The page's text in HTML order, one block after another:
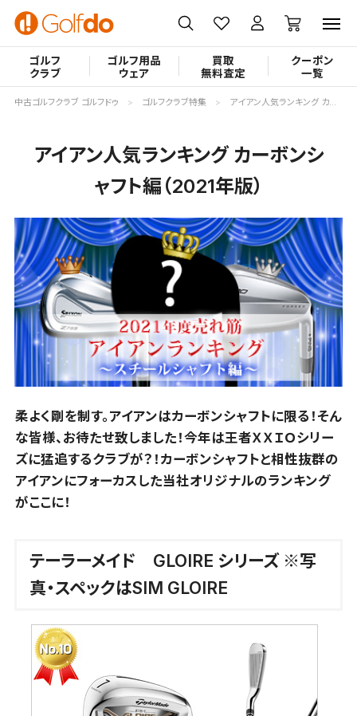
ゴルフ
クラブ
ゴルフ用品
ウェア
買取
無料査定
クーポン
一覧
中古ゴルフクラブ ゴルフドゥ ゴルフクラブ特集 アイアン人気ランキング カーボンシャフト編（2021年版）
アイアン人気ランキング カーボンシ
ャフト編（2021年版）
柔よく剛を制す。アイアンはカーボンシャフトに限る！そん
な皆様、お待たせ致しました！今年は王者ＸＸＩＯシリー
ズに猛追するクラブが？！カーボンシャフトと相性抜群の
アイアンにフォーカスした当社オリジナルのランキング
がここに！
テーラーメイド GLOIRE シリーズ ※写
真・スペックはSIM GLOIRE